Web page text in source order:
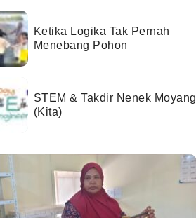
Ketika Logika Tak Pernah
Menebang Pohon
STEM & Takdir Nenek Moyang
(Kita)